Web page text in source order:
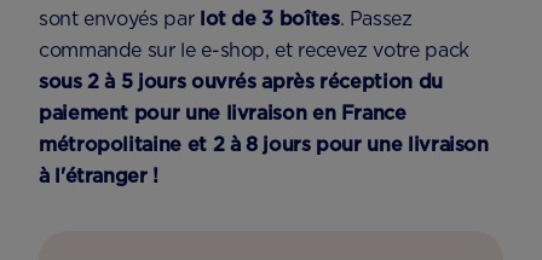
sont envoyés parlot de 3 boîtes. Passez
commande sur le e-shop, et recevez votre pack
sous 2 à 5 jours ouvrés après réception du
paiement pour une livraison en France
métropolitaine et 2 à 8 jours pour une livraison
à l'étranger !